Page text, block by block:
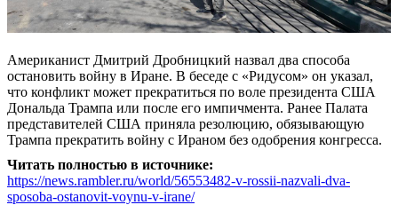
Американист Дмитрий Дробницкий назвал два способа
остановить войну в Иране. В беседе с «Ридусом» он указал,
что конфликт может прекратиться по воле президента США
Дональда Трампа или после его импичмента. Ранее Палата
представителей США приняла резолюцию, обязывающую
Трампа прекратить войну с Ираном без одобрения конгресса.
Читать полностью в источнике:
https://news.rambler.ru/world/56553482-v-rossii-nazvali-dva-
sposoba-ostanovit-voynu-v-irane/